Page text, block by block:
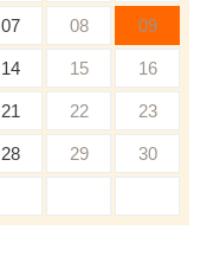
07 08 09
14 15 16
21 22 23
28 29 30